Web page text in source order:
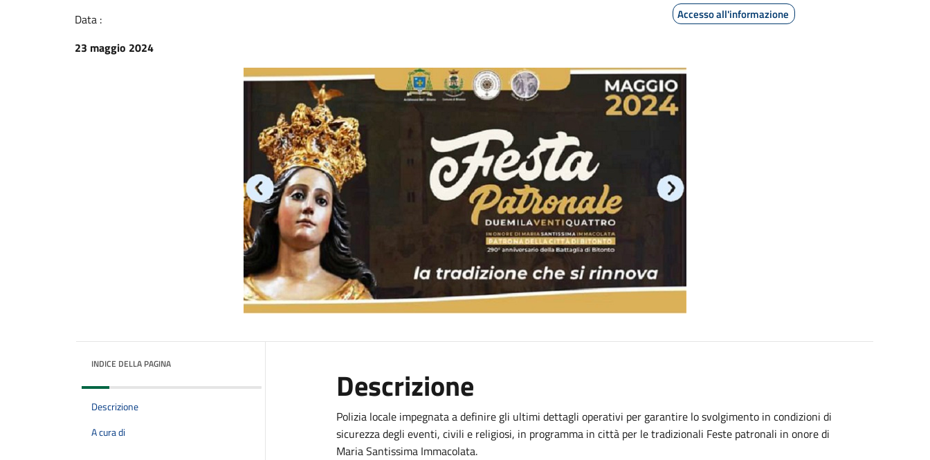
Data :
23 maggio 2024
Accesso all'informazione
INDICE DELLA PAGINA
Descrizione
A cura di
Descrizione
Polizia locale impegnata a definire gli ultimi dettagli operativi per garantire lo svolgimento in condizioni di
sicurezza degli eventi, civili e religiosi, in programma in città per le tradizionali Feste patronali in onore di
Maria Santissima Immacolata.